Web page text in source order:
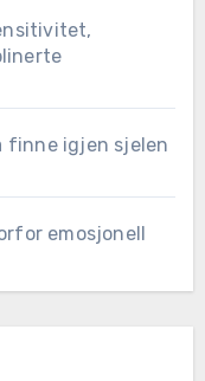
finne igjen sjelen
emosjonell